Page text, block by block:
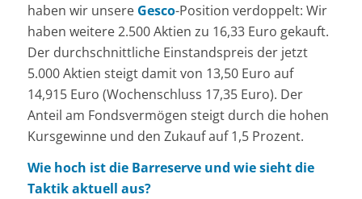
haben wir unsere Gesco-Position verdoppelt: Wir
haben weitere 2.500 Aktien zu 16,33 Euro gekauft.
Der durchschnittliche Einstandspreis der jetzt
5.000 Aktien steigt damit von 13,50 Euro auf
14,915 Euro (Wochenschluss 17,35 Euro). Der
Anteil am Fondsvermögen steigt durch die hohen
Kursgewinne und den Zukauf auf 1,5 Prozent.
Wie hoch ist die Barreserve und wie sieht die
Taktik aktuell aus?